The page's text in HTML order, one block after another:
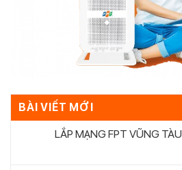
BÀI VIẾT MỚI
LẮP MẠNG FPT VŨNG TÀU